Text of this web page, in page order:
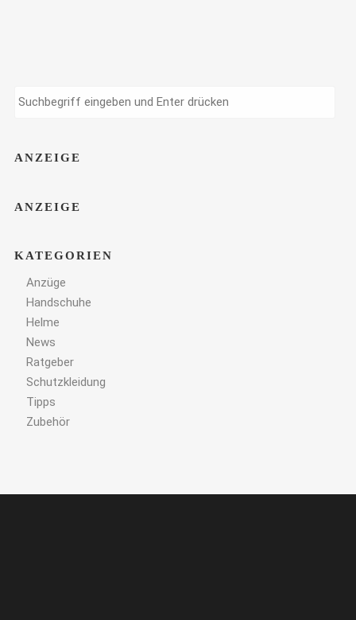
ANZEIGE
ANZEIGE
KATEGORIEN
Anzüge
Handschuhe
Helme
News
Ratgeber
Schutzkleidung
Tipps
Zubehör